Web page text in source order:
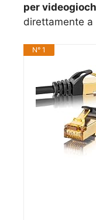
per
direttamente a
N° 1